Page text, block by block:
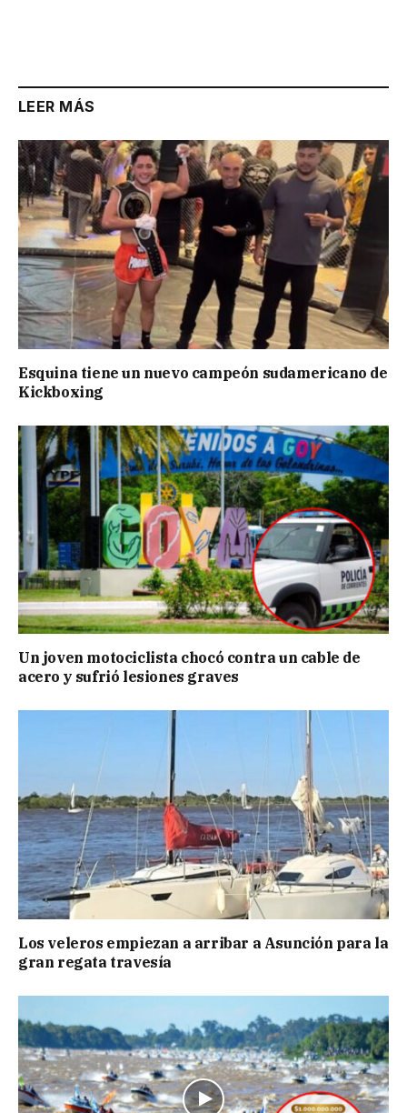
LEER MÁS
Esquina tiene un nuevo campeón sudamericano de
Kickboxing
Un joven motociclista chocó contra un cable de
acero y sufrió lesiones graves
Los veleros empiezan a arribar a Asunción para la
gran regata travesía